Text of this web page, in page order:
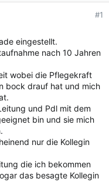
#1
eingestellt.
nach 10 Jahren
wobei die Pflegekraft
bock drauf hat und mich
und Pdl mit dem
bin und sie mich
nur die Kollegin
die ich bekommen
das besagte Kollegin